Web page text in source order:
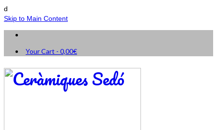
d
Skip to Main Content
Your Cart - 0,00€